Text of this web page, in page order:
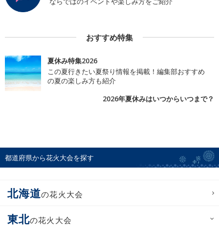
おすすめ特集
夏休み特集2026
この夏行きたい夏祭り情報を掲載！編集部おすすめ
の夏の楽しみ方も紹介
2026年夏休みはいつからいつまで？
都道府県から花火大会を探す
北海道の花火大会
東北の花火大会